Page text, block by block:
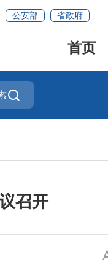
公安部 省政府
首页
召开